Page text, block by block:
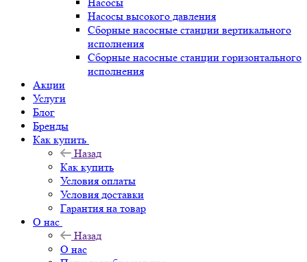
Насосы высокого давления
Сборные насосные станции вертикального
исполнения
Сборные насосные станции горизонтального
исполнения
Акции
Услуги
Блог
Бренды
Как купить
Назад
Как купить
Условия оплаты
Условия доставки
Гарантия на товар
О нас
Назад
О нас